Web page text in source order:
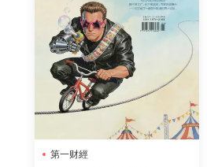
第一财經